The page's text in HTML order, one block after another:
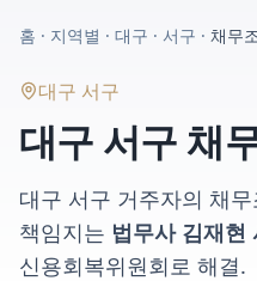
홈 · 지역별 · 대구 · 서구 · 채무
대구 서구
대구 서구채
대구 서구 거주자의 채
책임지는 법무사 김재현
신용회복위원회로 해결.